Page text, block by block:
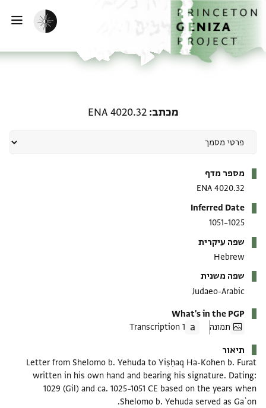
לתוכןהבית
הפעלת מצב כהה
מכתב ENA 4020.32
מספר מדף
ENA 4020.32
Inferred Date
1025–1051
שפה עיקרית
Hebrew
שפה משנית
Judaeo-Arabic
What's in the PGP
תמונה
1 Transcription
תיאור
Letter from Shelomo b. Yehuda to Yiṣḥaq Ha-Kohen b. Furat
written in his own hand and bearing his signature. Dating:
1029 (Gil) and ca. 1025–1051 CE based on the years when
Shelomo b. Yehuda served as Gaʾon.